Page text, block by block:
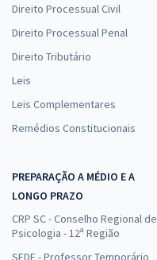
Direito Processual Civil
Direito Processual Penal
Direito Tributário
Leis
Leis Complementares
Remédios Constitucionais
PREPARAÇÃO A MÉDIO E A
LONGO PRAZO
CRP SC - Conselho Regional de
Psicologia - 12ª Região
SEDF - Professor Temporário